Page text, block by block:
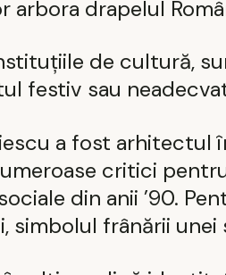
drapelul
de cultură,
festiv sau
a fost
critici
din anii ’90.
frânării